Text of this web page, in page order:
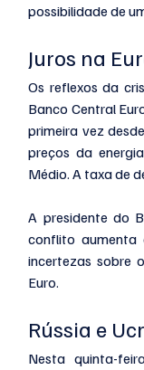
possibilidade de
Juros na
Os reflexos da
Banco Central
primeira vez
preços da
Médio. A taxa de
A presidente do
conflito aumenta
incertezas sobre
Euro.
Rússia e
Nesta quinta-